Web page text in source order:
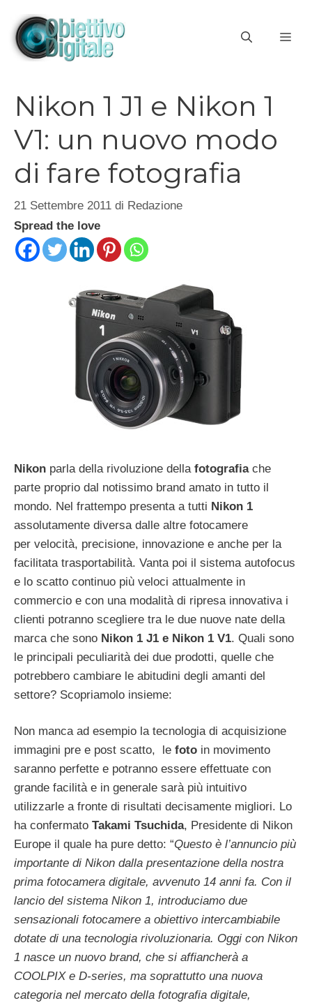
contenuto
Nikon 1 J1 e Nikon 1
V1: un nuovo modo
di fare fotografia
21 Settembre 2011 di Redazione
Spread the love
Nikon parla della rivoluzione della fotografiache
parte proprio dal notissimo brand amato in tutto il
mondo. Nel frattempo presenta a tutti Nikon 1
assolutamente diversa dalle altre fotocamere
per velocità, precisione, innovazione e anche per la
facilitata trasportabilità. Vanta poi il sistema autofocus
e lo scatto continuo più veloci attualmente in
commercio e con una modalità di ripresa innovativa i
clienti potranno scegliere tra le due nuove nate della
marca che sono Nikon 1 J1 e Nikon 1 V1. Quali sono
le principali peculiarità dei due prodotti, quelle che
potrebbero cambiare le abitudini degli amanti del
settore? Scopriamolo insieme:
Non manca ad esempio la tecnologia di acquisizione
immagini pre e post scatto, le foto in movimento
saranno perfette e potranno essere effettuate con
grande facilità e in generale sarà più intuitivo
utilizzarle a fronte di risultati decisamente migliori. Lo
ha confermato Takami Tsuchida, Presidente di Nikon
Europe il quale ha pure detto: “Questo è l’annuncio più
importante di Nikon dalla presentazione della nostra
prima fotocamera digitale, avvenuto 14 anni fa. Con il
lancio del sistema Nikon 1, introduciamo due
sensazionali fotocamere a obiettivo intercambiabile
dotate di una tecnologia rivoluzionaria. Oggi con Nikon
1 nasce un nuovo brand, che si affiancherà a
COOLPIX e D-series, ma soprattutto una nuova
categoria nel mercato della fotografia digitale,